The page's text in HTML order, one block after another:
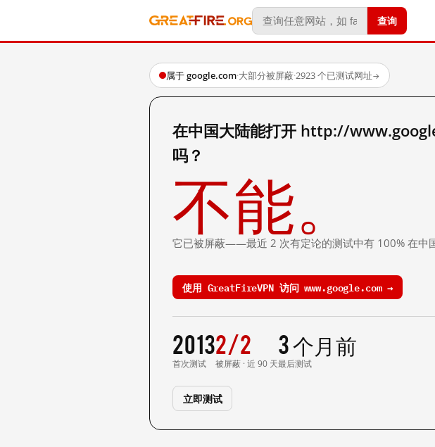
查询
属于 google.com·大部分被屏蔽·2923 个已测试网址→
在中国大陆能打开 http://
吗？
不能。
它已被屏蔽——最近 2 次有定论的测试中有 100% 在中
使用 GreatFireVPN 访问 www.google.com →
2013
首次测试
2/2
被屏蔽 · 近 90 天
3 个月前
最后测试
立即测试